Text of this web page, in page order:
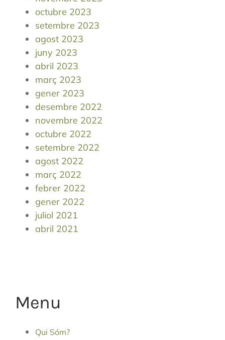
octubre 2023
setembre 2023
agost 2023
juny 2023
abril 2023
març 2023
gener 2023
desembre 2022
novembre 2022
octubre 2022
setembre 2022
agost 2022
març 2022
febrer 2022
gener 2022
juliol 2021
abril 2021
Menu
Qui Sóm?